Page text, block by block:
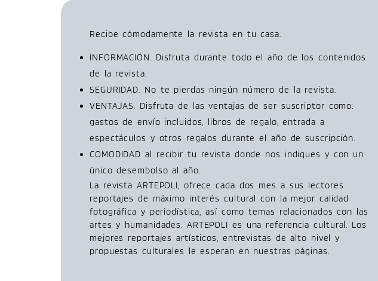
Recibe cómodamente la revista en tu casa.
INFORMACIÓN. Disfruta durante todo el año de los contenidos
de la revista.
SEGURIDAD. No te pierdas ningún número de la revista.
VENTAJAS. Disfruta de las ventajas de ser suscriptor como:
gastos de envío incluidos, libros de regalo, entrada a
espectáculos y otros regalos durante el año de suscripción.
COMODIDAD al recibir tu revista donde nos indiques y con un
único desembolso al año.
La revista ARTEPOLI, ofrece cada dos mes a sus lectores
reportajes de máximo interés cultural con la mejor calidad
fotográfica y periodística, así como temas relacionados con las
artes y humanidades. ARTEPOLI es una referencia cultural. Los
mejores reportajes artísticos, entrevistas de alto nivel y
propuestas culturales le esperan en nuestras páginas.